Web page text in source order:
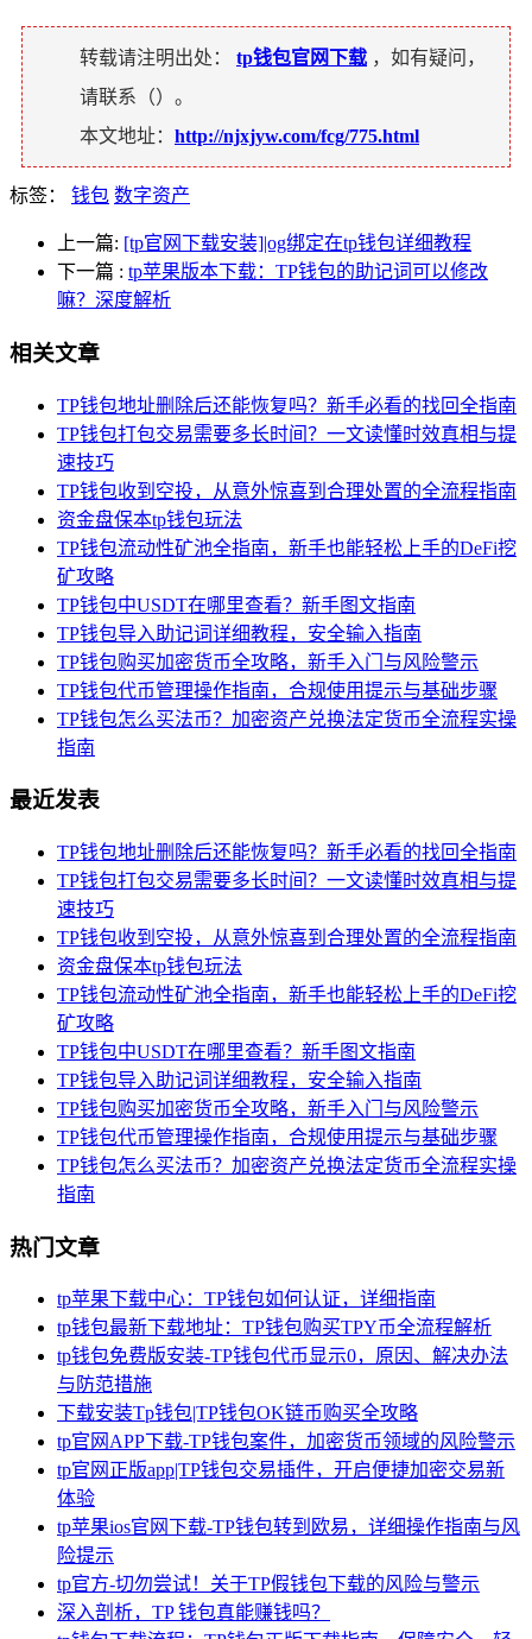
转载请注明出处： tp钱包官网下载 ，如有疑问，
请联系（）。
本文地址： http://njxjyw.com/fcg/775.html
标签： 钱包 数字资产
上一篇: [tp官网下载安装]|og绑定在tp钱包详细教程
下一篇 : tp苹果版本下载：TP钱包的助记词可以修改
嘛？深度解析
相关文章
TP钱包地址删除后还能恢复吗？新手必看的找回全指南
TP钱包打包交易需要多长时间？一文读懂时效真相与提
速技巧
TP钱包收到空投，从意外惊喜到合理处置的全流程指南
资金盘保本tp钱包玩法
TP钱包流动性矿池全指南，新手也能轻松上手的DeFi挖
矿攻略
TP钱包中USDT在哪里查看？新手图文指南
TP钱包导入助记词详细教程，安全输入指南
TP钱包购买加密货币全攻略，新手入门与风险警示
TP钱包代币管理操作指南，合规使用提示与基础步骤
TP钱包怎么买法币？加密资产兑换法定货币全流程实操
指南
最近发表
TP钱包地址删除后还能恢复吗？新手必看的找回全指南
TP钱包打包交易需要多长时间？一文读懂时效真相与提
速技巧
TP钱包收到空投，从意外惊喜到合理处置的全流程指南
资金盘保本tp钱包玩法
TP钱包流动性矿池全指南，新手也能轻松上手的DeFi挖
矿攻略
TP钱包中USDT在哪里查看？新手图文指南
TP钱包导入助记词详细教程，安全输入指南
TP钱包购买加密货币全攻略，新手入门与风险警示
TP钱包代币管理操作指南，合规使用提示与基础步骤
TP钱包怎么买法币？加密资产兑换法定货币全流程实操
指南
热门文章
tp苹果下载中心：TP钱包如何认证，详细指南
tp钱包最新下载地址：TP钱包购买TPY币全流程解析
tp钱包免费版安装-TP钱包代币显示0，原因、解决办法
与防范措施
下载安装Tp钱包|TP钱包OK链币购买全攻略
tp官网APP下载-TP钱包案件，加密货币领域的风险警示
tp官网正版app|TP钱包交易插件，开启便捷加密交易新
体验
tp苹果ios官网下载-TP钱包转到欧易，详细操作指南与风
险提示
tp官方-切勿尝试！关于TP假钱包下载的风险与警示
深入剖析，TP 钱包真能赚钱吗？